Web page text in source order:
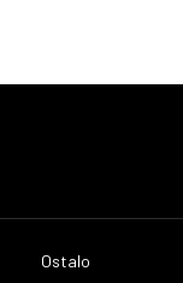
Ostalo